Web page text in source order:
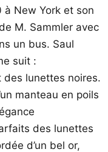
New York et son
M. Sammler avec
un bus. Saul
suit :
lunettes noires.
manteau en poils
des lunettes
d’un bel or,